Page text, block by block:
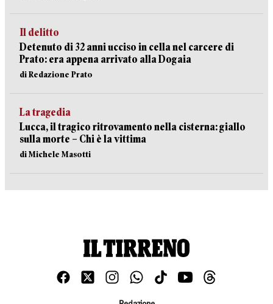
Il delitto
Detenuto di 32 anni ucciso in cella nel carcere di
Prato: era appena arrivato alla Dogaia
di Redazione Prato
La tragedia
Lucca, il tragico ritrovamento nella cisterna: giallo
sulla morte – Chi è la vittima
di Michele Masotti